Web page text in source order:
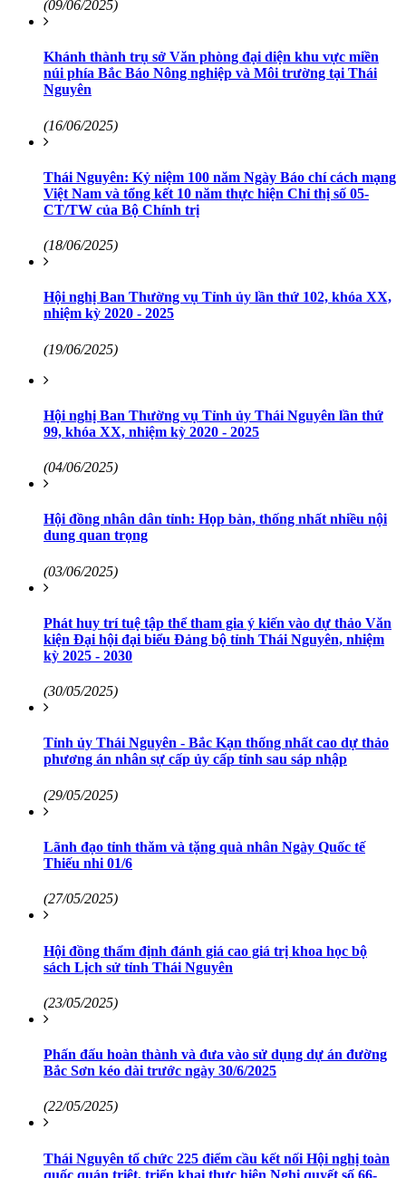
(09/06/2025)
Khánh thành trụ sở Văn phòng đại diện khu vực miền
núi phía Bắc Báo Nông nghiệp và Môi trường tại Thái
Nguyên
(16/06/2025)
Thái Nguyên: Kỷ niệm 100 năm Ngày Báo chí cách mạng
Việt Nam và tổng kết 10 năm thực hiện Chỉ thị số 05-
CT/TW của Bộ Chính trị
(18/06/2025)
Hội nghị Ban Thường vụ Tỉnh ủy lần thứ 102, khóa XX,
nhiệm kỳ 2020 - 2025
(19/06/2025)
Hội nghị Ban Thường vụ Tỉnh ủy Thái Nguyên lần thứ
99, khóa XX, nhiệm kỳ 2020 - 2025
(04/06/2025)
Hội đồng nhân dân tỉnh: Họp bàn, thống nhất nhiều nội
dung quan trọng
(03/06/2025)
Phát huy trí tuệ tập thể tham gia ý kiến vào dự thảo Văn
kiện Đại hội đại biểu Đảng bộ tỉnh Thái Nguyên, nhiệm
kỳ 2025 - 2030
(30/05/2025)
Tỉnh ủy Thái Nguyên - Bắc Kạn thống nhất cao dự thảo
phương án nhân sự cấp ủy cấp tỉnh sau sáp nhập
(29/05/2025)
Lãnh đạo tỉnh thăm và tặng quà nhân Ngày Quốc tế
Thiếu nhi 01/6
(27/05/2025)
Hội đồng thẩm định đánh giá cao giá trị khoa học bộ
sách Lịch sử tỉnh Thái Nguyên
(23/05/2025)
Phấn đấu hoàn thành và đưa vào sử dụng dự án đường
Bắc Sơn kéo dài trước ngày 30/6/2025
(22/05/2025)
Thái Nguyên tổ chức 225 điểm cầu kết nối Hội nghị toàn
quốc quán triệt, triển khai thực hiện Nghị quyết số 66-